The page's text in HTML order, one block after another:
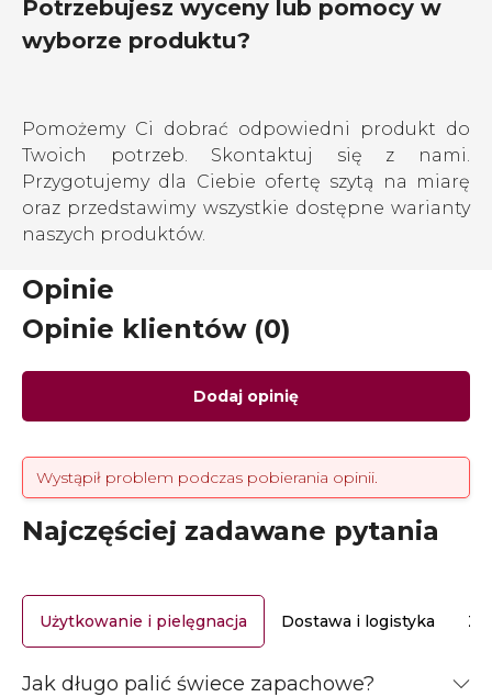
Potrzebujesz wyceny lub pomocy w
wyborze produktu?
Pomożemy Ci dobrać odpowiedni produkt do
Twoich potrzeb. Skontaktuj się z nami.
Przygotujemy dla Ciebie ofertę szytą na miarę
oraz przedstawimy wszystkie dostępne warianty
naszych produktów.
Opinie
Opinie klientów (0)
Dodaj opinię
Wystąpił problem podczas pobierania opinii.
Najczęściej zadawane pytania
Użytkowanie i pielęgnacja Dostawa i logistyka
Jak długo palić świece zapachowe?